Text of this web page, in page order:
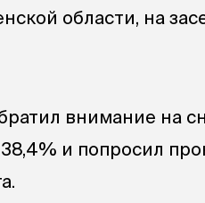
области, на
внимание на
и попросил